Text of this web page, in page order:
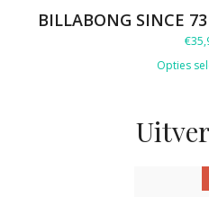
BILLABONG SINCE
€
Opties